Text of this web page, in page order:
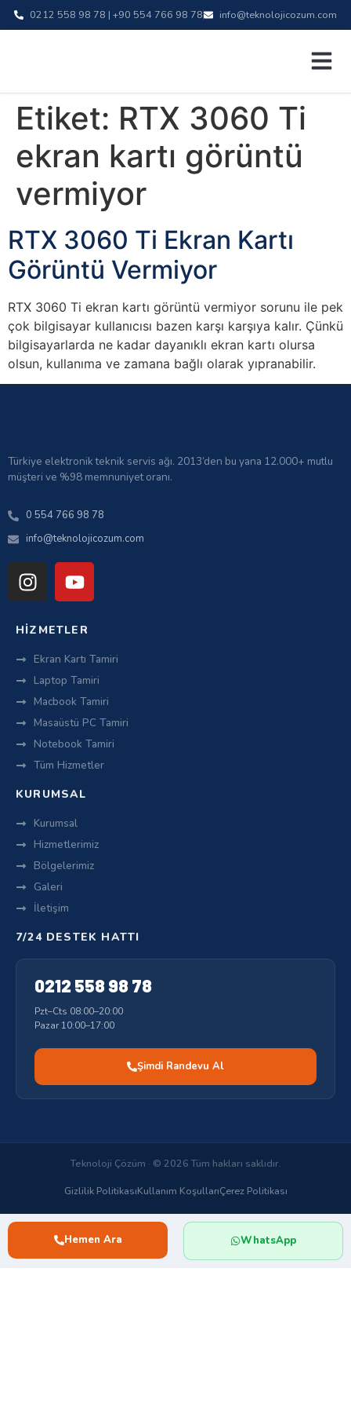
0212 558 98 78 | +90 554 766 98 78 info@teknolojicozum.com
Etiket: RTX 3060 Ti
ekran kartı görüntü
vermiyor
RTX 3060 Ti Ekran Kartı
Görüntü Vermiyor
RTX 3060 Ti ekran kartı görüntü vermiyor sorunu ile pek
çok bilgisayar kullanıcısı bazen karşı karşıya kalır. Çünkü
bilgisayarlarda ne kadar dayanıklı ekran kartı olursa
olsun, kullanıma ve zamana bağlı olarak yıpranabilir.
Türkiye elektronik teknik servis ağı. 2013’den bu yana 12.000+ mutlu
müşteri ve %98 memnuniyet oranı.
0 554 766 98 78
info@teknolojicozum.com
HIZMETLER
Ekran Kartı Tamiri
Laptop Tamiri
Macbook Tamiri
Masaüstü PC Tamiri
Notebook Tamiri
Tüm Hizmetler
KURUMSAL
Kurumsal
Hizmetlerimiz
Bölgelerimiz
Galeri
İletişim
7/24 DESTEK HATTI
0212 558 98 78
Pzt–Cts 08:00–20:00
Pazar 10:00–17:00
Şimdi Randevu Al
Teknoloji Çözüm · © 2026 Tüm hakları saklıdır.
Gizlilik PolitikasıKullanım KoşullarıÇerez Politikası
Hemen Ara WhatsApp